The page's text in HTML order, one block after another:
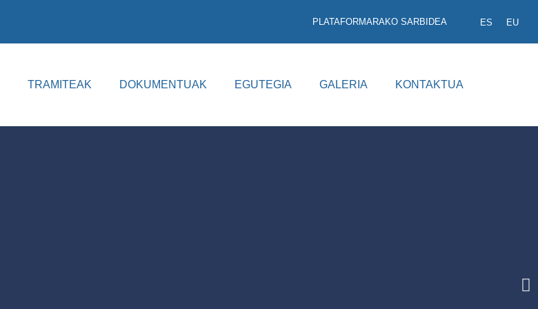
PLATAFORMARAKO SARBIDEA ES EU
TRAMITEAK DOKUMENTUAK EGUTEGIA GALERIA KONTAKTUA